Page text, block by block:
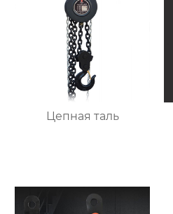
Цепная таль